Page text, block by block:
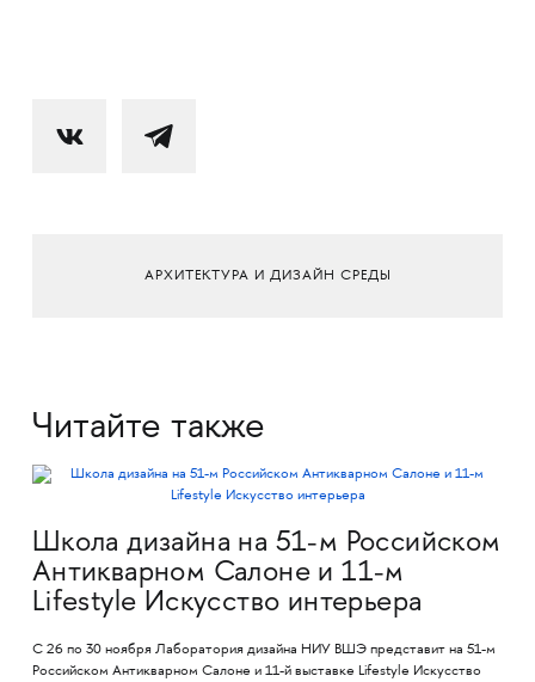
АРХИТЕКТУРА И ДИЗАЙН СРЕДЫ
Читайте также
Школа дизайна на 51-м Российском
Антикварном Салоне и 11-м
Lifestyle Искусство интерьера
С 26 по 30 ноября Лаборатория дизайна НИУ ВШЭ представит на 51-м
Российском Антикварном Салоне и 11-й выставке Lifestyle Искусство